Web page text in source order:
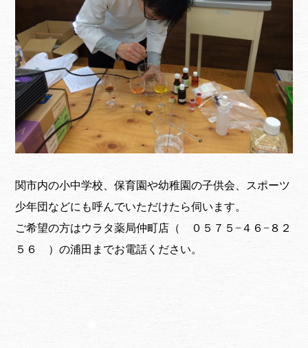
関市内の小中学校、保育園や幼稚園の子供会、スポーツ
少年団などにも呼んでいただけたら伺います。
ご希望の方はウラタ薬局仲町店（ ０５７５−４６−８２
５６ ）の浦田までお電話ください。